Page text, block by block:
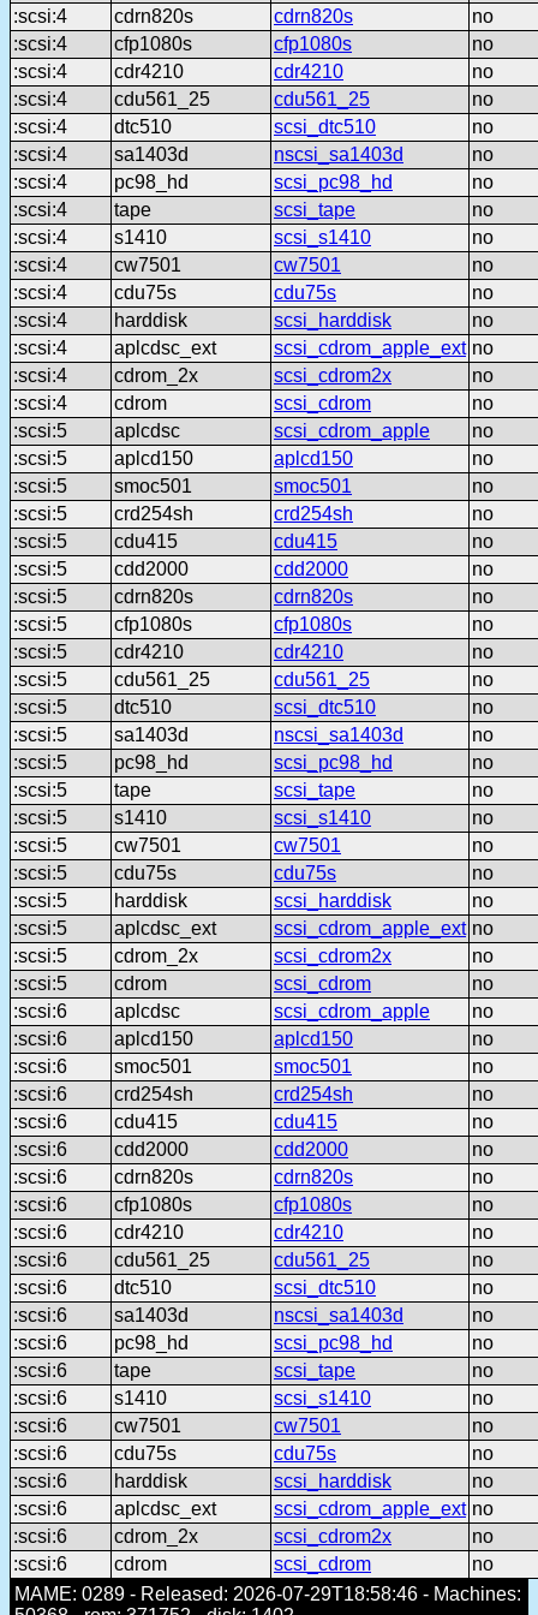
:scsi:4 cdrn820s cdrn820s
no
:scsi:4
cfp1080s cfp1080s
no
:scsi:4
cdr4210 cdr4210
no
:scsi:4
cdu561_25 cdu561_25
no
:scsi:4
dtc510 scsi_dtc510
no
:scsi:4
sa1403d nscsi_sa1403d
no
:scsi:4
pc98_hd scsi_pc98_hd
no
:scsi:4
tape scsi_tape
no
:scsi:4
s1410 scsi_s1410
no
:scsi:4
cw7501 cw7501
no
:scsi:4
cdu75s cdu75s
no
:scsi:4
harddisk scsi_harddisk
no
:scsi:4
aplcdsc_ext scsi_cdrom_apple_ext no
:scsi:4
cdrom_2x scsi_cdrom2x
no
:scsi:4
cdrom scsi_cdrom
no
:scsi:5
aplcdsc scsi_cdrom_apple
no
:scsi:5
aplcd150 aplcd150
no
:scsi:5
smoc501 smoc501
no
:scsi:5
crd254sh crd254sh
no
:scsi:5
cdu415 cdu415
no
:scsi:5
cdd2000 cdd2000
no
:scsi:5
cdrn820s cdrn820s
no
:scsi:5
cfp1080s cfp1080s
no
:scsi:5
cdr4210 cdr4210
no
:scsi:5
cdu561_25 cdu561_25
no
:scsi:5
dtc510 scsi_dtc510
no
:scsi:5
sa1403d nscsi_sa1403d
no
:scsi:5
pc98_hd scsi_pc98_hd
no
:scsi:5
tape scsi_tape
no
:scsi:5
s1410 scsi_s1410
no
:scsi:5
cw7501 cw7501
no
:scsi:5
cdu75s cdu75s
no
:scsi:5
harddisk scsi_harddisk
no
:scsi:5
aplcdsc_ext scsi_cdrom_apple_ext no
:scsi:5
cdrom_2x scsi_cdrom2x
no
:scsi:5
cdrom scsi_cdrom
no
:scsi:6
aplcdsc scsi_cdrom_apple
no
:scsi:6
aplcd150 aplcd150
no
:scsi:6
smoc501 smoc501
no
:scsi:6
crd254sh crd254sh
no
:scsi:6
cdu415 cdu415
no
:scsi:6
cdd2000 cdd2000
no
:scsi:6
cdrn820s cdrn820s
no
:scsi:6
cfp1080s cfp1080s
no
:scsi:6
cdr4210 cdr4210
no
:scsi:6
cdu561_25 cdu561_25
no
:scsi:6
dtc510 scsi_dtc510
no
:scsi:6
sa1403d nscsi_sa1403d
no
:scsi:6
pc98_hd scsi_pc98_hd
no
:scsi:6
tape scsi_tape
no
:scsi:6
s1410 scsi_s1410
no
:scsi:6
cw7501 cw7501
no
:scsi:6
cdu75s cdu75s
no
:scsi:6
harddisk scsi_harddisk
no
:scsi:6
aplcdsc_ext scsi_cdrom_apple_ext no
:scsi:6
cdrom_2x scsi_cdrom2x
no
:scsi:6
cdrom scsi_cdrom
no
MAME: 0289 - Released: 2026-07-29T18:58:46 - Machines: